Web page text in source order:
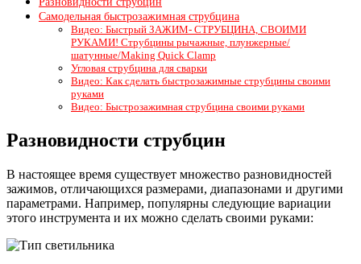
Самодельная быстрозажимная струбцина
Видео: Быстрый ЗАЖИМ- СТРУБЦИНА, СВОИМИ
РУКАМИ! Струбцины рычажные, плунжерные/
шатунные/Making Quick Clamp
Угловая струбцина для сварки
Видео: Как сделать быстрозажимные струбцины своими
руками
Видео: Быстрозажимная струбцина своими руками
Разновидности струбцин
В настоящее время существует множество разновидностей
зажимов, отличающихся размерами, диапазонами и другими
параметрами. Например, популярны следующие вариации
этого инструмента и их можно сделать своими руками: